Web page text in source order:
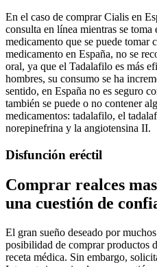
En el caso de comprar Cialis en
consulta en línea mientras se toma
medicamento que se puede tomar
medicamento en España, no se
oral, ya que el Tadalafilo es más
hombres, su consumo se ha
sentido, en España no es seguro
también se puede o no contener
medicamentos: tadalafilo, el
norepinefrina y la angiotensina II.
Disfunción eréctil
Comprar realces
una cuestión de
El gran sueño deseado por
posibilidad de comprar productos
receta médica. Sin embargo,